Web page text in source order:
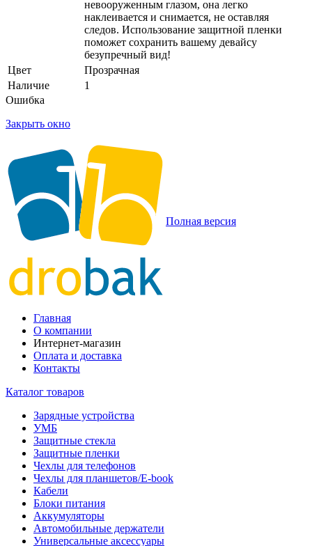
невооруженным глазом, она легко
наклеивается и снимается, не оставляя
следов. Использование защитной пленки
поможет сохранить вашему девайсу
безупречный вид!
Цвет
Прозрачная
Наличие
1
Ошибка
Закрыть окно
Полная версия
Главная
О компании
Интернет-магазин
Оплата и доставка
Контакты
Каталог товаров
Зарядные устройства
УМБ
Защитные стекла
Защитные пленки
Чехлы для телефонов
Чехлы для планшетов/E-book
Кабели
Блоки питания
Аккумуляторы
Автомобильные держатели
Универсальные аксессуары